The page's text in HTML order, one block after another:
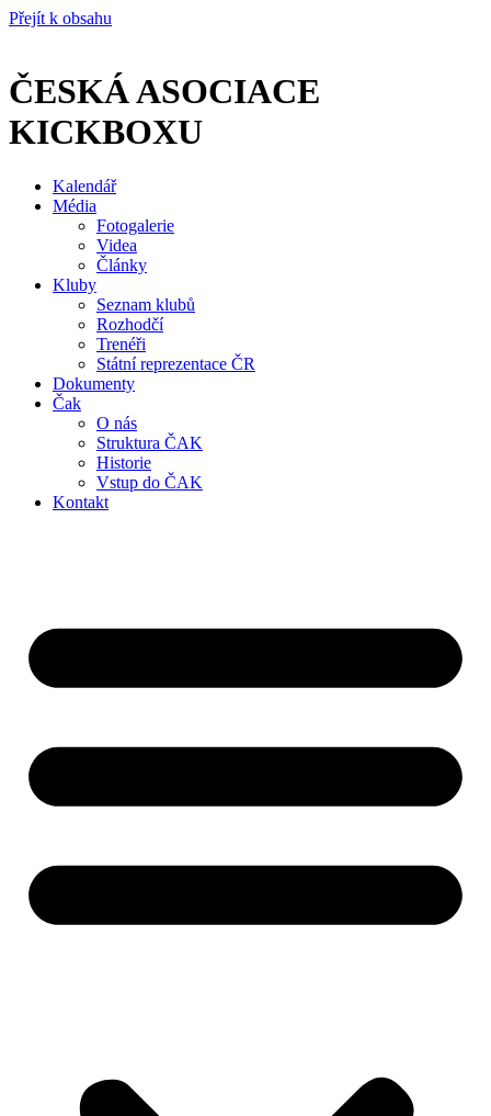
Přejít k obsahu
ČESKÁ ASOCIACE
KICKBOXU
Kalendář
Média
Fotogalerie
Videa
Články
Kluby
Seznam klubů
Rozhodčí
Trenéři
Státní reprezentace ČR
Dokumenty
Čak
O nás
Struktura ČAK
Historie
Vstup do ČAK
Kontakt